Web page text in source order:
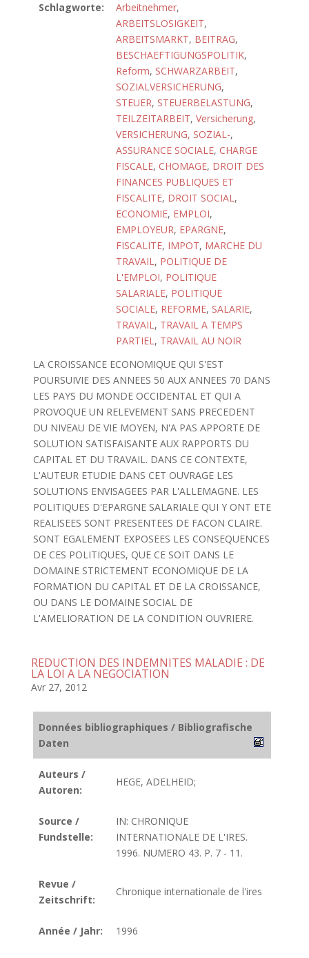
Schlagworte:
Arbeitnehmer,
ARBEITSLOSIGKEIT,
ARBEITSMARKT, BEITRAG,
BESCHAEFTIGUNGSPOLITIK,
Reform, SCHWARZARBEIT,
SOZIALVERSICHERUNG,
STEUER, STEUERBELASTUNG,
TEILZEITARBEIT, Versicherung,
VERSICHERUNG, SOZIAL-,
ASSURANCE SOCIALE, CHARGE
FISCALE, CHOMAGE, DROIT DES
FINANCES PUBLIQUES ET
FISCALITE, DROIT SOCIAL,
ECONOMIE, EMPLOI,
EMPLOYEUR, EPARGNE,
FISCALITE, IMPOT, MARCHE DU
TRAVAIL, POLITIQUE DE
L'EMPLOI, POLITIQUE
SALARIALE, POLITIQUE
SOCIALE, REFORME, SALARIE,
TRAVAIL, TRAVAIL A TEMPS
PARTIEL, TRAVAIL AU NOIR
LA CROISSANCE ECONOMIQUE QUI S'EST
POURSUIVIE DES ANNEES 50 AUX ANNEES 70 DANS
LES PAYS DU MONDE OCCIDENTAL ET QUI A
PROVOQUE UN RELEVEMENT SANS PRECEDENT
DU NIVEAU DE VIE MOYEN, N'A PAS APPORTE DE
SOLUTION SATISFAISANTE AUX RAPPORTS DU
CAPITAL ET DU TRAVAIL. DANS CE CONTEXTE,
L'AUTEUR ETUDIE DANS CET OUVRAGE LES
SOLUTIONS ENVISAGEES PAR L'ALLEMAGNE. LES
POLITIQUES D'EPARGNE SALARIALE QUI Y ONT ETE
REALISEES SONT PRESENTEES DE FACON CLAIRE.
SONT EGALEMENT EXPOSEES LES CONSEQUENCES
DE CES POLITIQUES, QUE CE SOIT DANS LE
DOMAINE STRICTEMENT ECONOMIQUE DE LA
FORMATION DU CAPITAL ET DE LA CROISSANCE,
OU DANS LE DOMAINE SOCIAL DE
L'AMELIORATION DE LA CONDITION OUVRIERE.
REDUCTION DES INDEMNITES MALADIE : DE
LA LOI A LA NEGOCIATION
Avr 27, 2012
Données bibliographiques / Bibliografische
Daten
Auteurs /
Autoren:
HEGE, ADELHEID;
Source /
Fundstelle:
IN: CHRONIQUE
INTERNATIONALE DE L'IRES.
1996. NUMERO 43. P. 7 - 11.
Revue /
Zeitschrift:
Chronique internationale de l'ires
Année / Jahr: 1996